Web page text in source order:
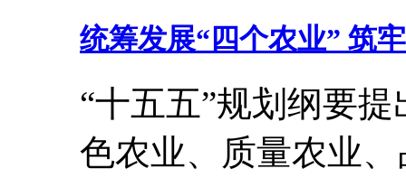
统筹发展“四个农业” 筑
“十五五”规划纲要
色农业、质量农业